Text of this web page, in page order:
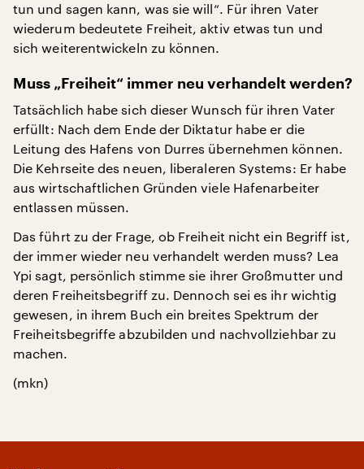
tun und sagen kann, was sie will“. Für ihren Vater
wiederum bedeutete Freiheit, aktiv etwas tun und
sich weiterentwickeln zu können.
Muss „Freiheit“ immer neu verhandelt werden?
Tatsächlich habe sich dieser Wunsch für ihren Vater
erfüllt: Nach dem Ende der Diktatur habe er die
Leitung des Hafens von Durres übernehmen können.
Die Kehrseite des neuen, liberaleren Systems: Er habe
aus wirtschaftlichen Gründen viele Hafenarbeiter
entlassen müssen.
Das führt zu der Frage, ob Freiheit nicht ein Begriff ist,
der immer wieder neu verhandelt werden muss? Lea
Ypi sagt, persönlich stimme sie ihrer Großmutter und
deren Freiheitsbegriff zu. Dennoch sei es ihr wichtig
gewesen, in ihrem Buch ein breites Spektrum der
Freiheitsbegriffe abzubilden und nachvollziehbar zu
machen.
(mkn)